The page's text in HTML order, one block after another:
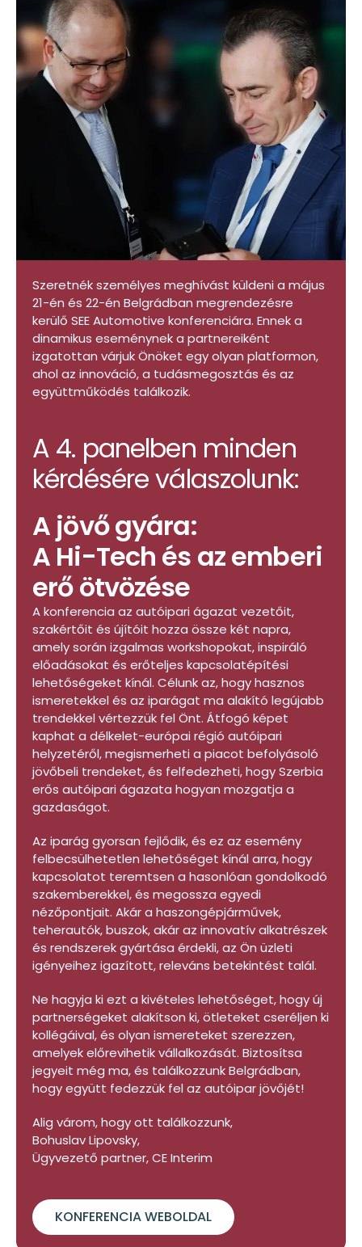
Szeretnék személyes meghívást küldeni a május
21-én és 22-én Belgrádban megrendezésre
kerülő SEE Automotive konferenciára. Ennek a
dinamikus eseménynek a partnereiként
izgatottan várjuk Önöket egy olyan platformon,
ahol az innováció, a tudásmegosztás és az
együttműködés találkozik.
A 4. panelben minden
kérdésére válaszolunk:
A jövő gyára:
A Hi-Tech és az emberi
erő ötvözése
A konferencia az autóipari ágazat vezetőit,
szakértőit és újítóit hozza össze két napra,
amely során izgalmas workshopokat, inspiráló
előadásokat és erőteljes kapcsolatépítési
lehetőségeket kínál. Célunk az, hogy hasznos
ismeretekkel és az iparágat ma alakító legújabb
trendekkel vértezzük fel Önt. Átfogó képet
kaphat a délkelet-európai régió autóipari
helyzetéről, megismerheti a piacot befolyásoló
jövőbeli trendeket, és felfedezheti, hogy Szerbia
erős autóipari ágazata hogyan mozgatja a
gazdaságot.
Az iparág gyorsan fejlődik, és ez az esemény
felbecsülhetetlen lehetőséget kínál arra, hogy
kapcsolatot teremtsen a hasonlóan gondolkodó
szakemberekkel, és megossza egyedi
nézőpontjait. Akár a haszongépjárművek,
teherautók, buszok, akár az innovatív alkatrészek
és rendszerek gyártása érdekli, az Ön üzleti
igényeihez igazított, releváns betekintést talál.
Ne hagyja ki ezt a kivételes lehetőséget, hogy új
partnerségeket alakítson ki, ötleteket cseréljen ki
kollégáival, és olyan ismereteket szerezzen,
amelyek előrevihetik vállalkozását. Biztosítsa
jegyeit még ma, és találkozzunk Belgrádban,
hogy együtt fedezzük fel az autóipar jövőjét!
Alig várom, hogy ott találkozzunk,
Bohuslav Lipovsky,
Ügyvezető partner, CE Interim
KONFERENCIA WEBOLDAL